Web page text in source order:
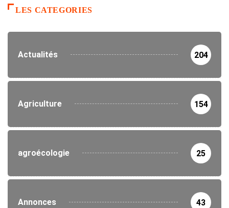
LES CATEGORIES
Actualités 204
Agriculture 154
agroécologie 25
Annonces 43